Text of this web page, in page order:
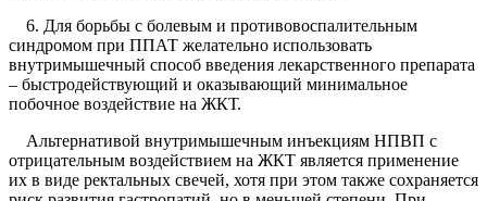
6. Для борьбы с болевым и противовоспалительным
синдромом при ППАТ желательно использовать
внутримышечный способ введения лекарственного препарата
– быстродействующий и оказывающий минимальное
побочное воздействие на ЖКТ.
Альтернативой внутримышечным инъекциям НПВП с
отрицательным воздействием на ЖКТ является применение
их в виде ректальных свечей, хотя при этом также сохраняется